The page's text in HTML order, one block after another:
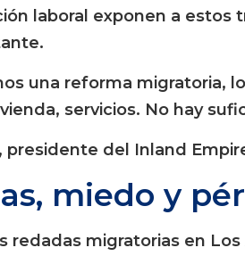
laboral exponen a estos
una reforma migratoria,
servicios. No hay
, presidente del Inland
miedo y
redadas migratorias en